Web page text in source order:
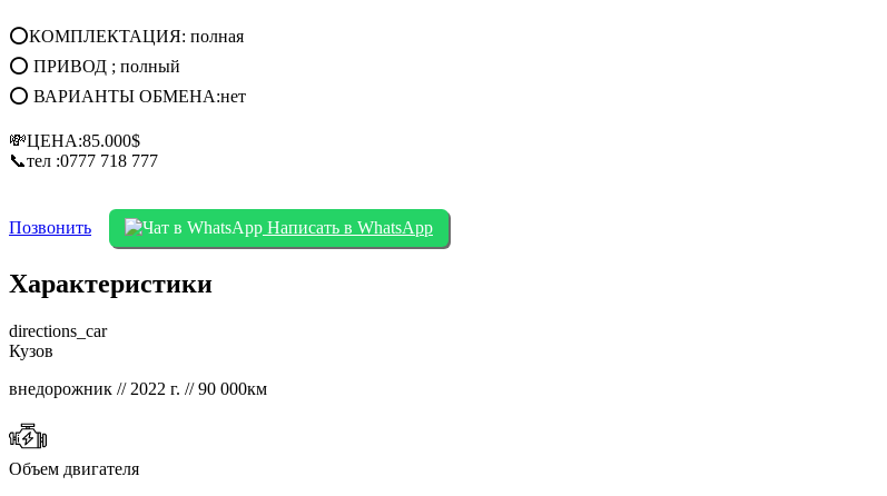
⭕КОМПЛЕКТАЦИЯ: полная
⭕ ПРИВОД ; полный
⭕ ВАРИАНТЫ ОБМЕНА:нет
💸ЦЕНА:85.000$
📞тел :0777 718 777
Позвонить Написать в WhatsApp
Характеристики
directions_car
Кузов
внедорожник // 2022 г. // 90 000км
Объем двигателя